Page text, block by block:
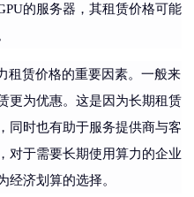
的服务器，其租赁价格可能
租赁价格的重要因素。一般来
更为优惠。这是因为长期租赁
同时也有助于服务提供商与客
对于需要长期使用算力的企业
经济划算的选择。